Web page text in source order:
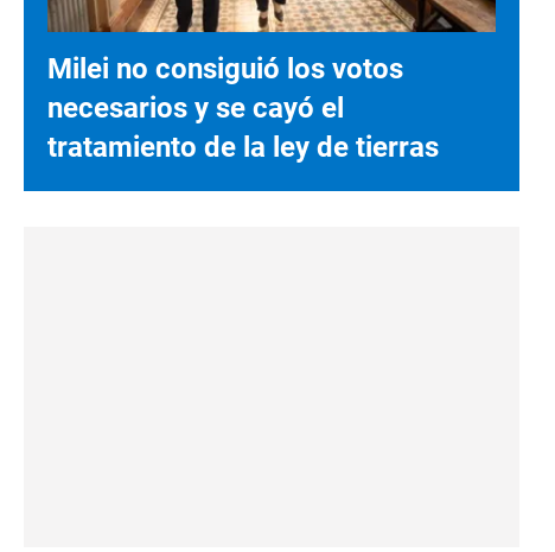
Milei no consiguió los votos
necesarios y se cayó el
tratamiento de la ley de tierras